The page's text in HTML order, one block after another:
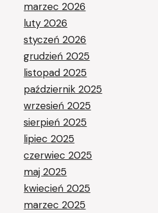
marzec 2026
luty 2026
styczeń 2026
grudzień 2025
listopad 2025
październik 2025
wrzesień 2025
sierpień 2025
lipiec 2025
czerwiec 2025
maj 2025
kwiecień 2025
marzec 2025